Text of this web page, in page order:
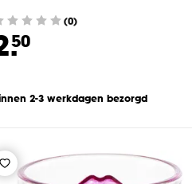
(0)
50
2-3 werkdagen bezorgd